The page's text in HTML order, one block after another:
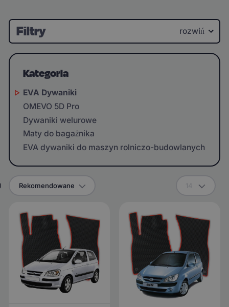
Filtry rozwiń
Kategoria
EVA Dywaniki
OMEVO 5D Pro
Dywaniki welurowe
Maty do bagażnika
EVA dywaniki do maszyn rolniczo-budowlanych
Rekomendowane